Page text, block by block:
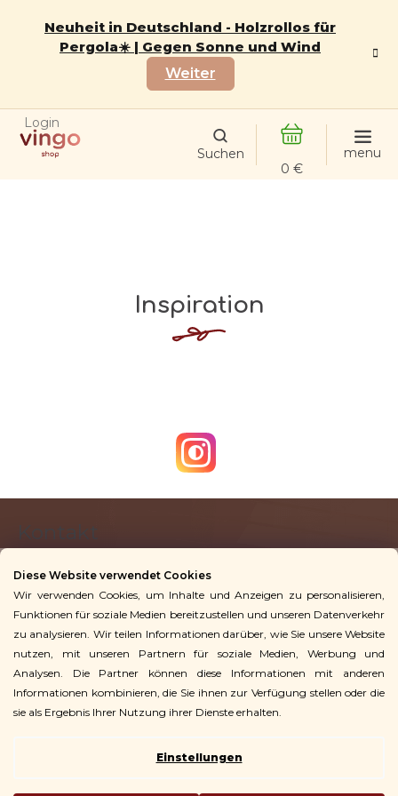
Diese Website verwendet Cookies
Wir verwenden Cookies, um Inhalte und Anzeigen zu personalisieren,
Funktionen für soziale Medien bereitzustellen und unseren Datenverkehr
zu analysieren. Wir teilen Informationen darüber, wie Sie unsere Website
nutzen, mit unseren Partnern für soziale Medien, Werbung und
Analysen. Die Partner können diese Informationen mit anderen
Informationen kombinieren, die Sie ihnen zur Verfügung stellen oder die
sie als Ergebnis Ihrer Nutzung ihrer Dienste erhalten.
Einstellungen
Neuheit in Deutschland - Holzrollos für
Pergola☀️ | Gegen Sonne und Wind
Weiter
Login
WARENKORB
Inspiration
ß
e
Kontakt
info@vingoshop.de
+49 781 9563 3016
Für Kunden